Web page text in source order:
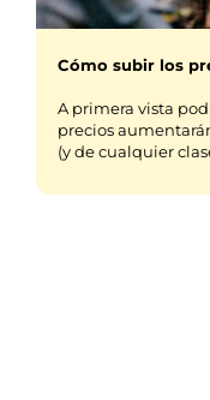
Cómo subir los
A primera vista
precios
(y de cualquier